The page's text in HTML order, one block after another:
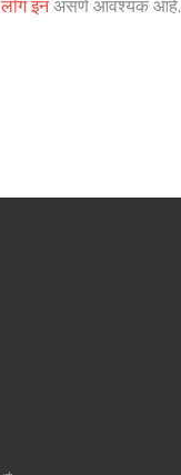
लॉग इनअसणे आवश्यक आहे.